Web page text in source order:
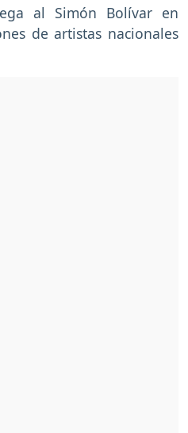
al Simón Bolívar en
de artistas nacionales